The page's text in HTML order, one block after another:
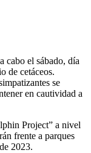
cabo el sábado, día
de cetáceos.
se
en cautividad a
Project” a nivel
frente a parques
2023.